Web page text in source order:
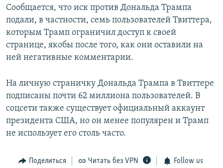
Сообщается, что иск против Дональда Трампа
подали, в частности, семь пользователей Твиттера,
которым Трамп ограничил доступ к своей
странице, якобы после того, как они оставили на
ней негативные комментарии.
На личную страничку Дональда Трампа в Твиттере
подписаны почти 62 миллиона пользователей. В
соцсети также существует официальный аккаунт
президента США, но он менее популярен и Трамп
не использует его столь часто.
Поделиться Читать без VPN Follow us